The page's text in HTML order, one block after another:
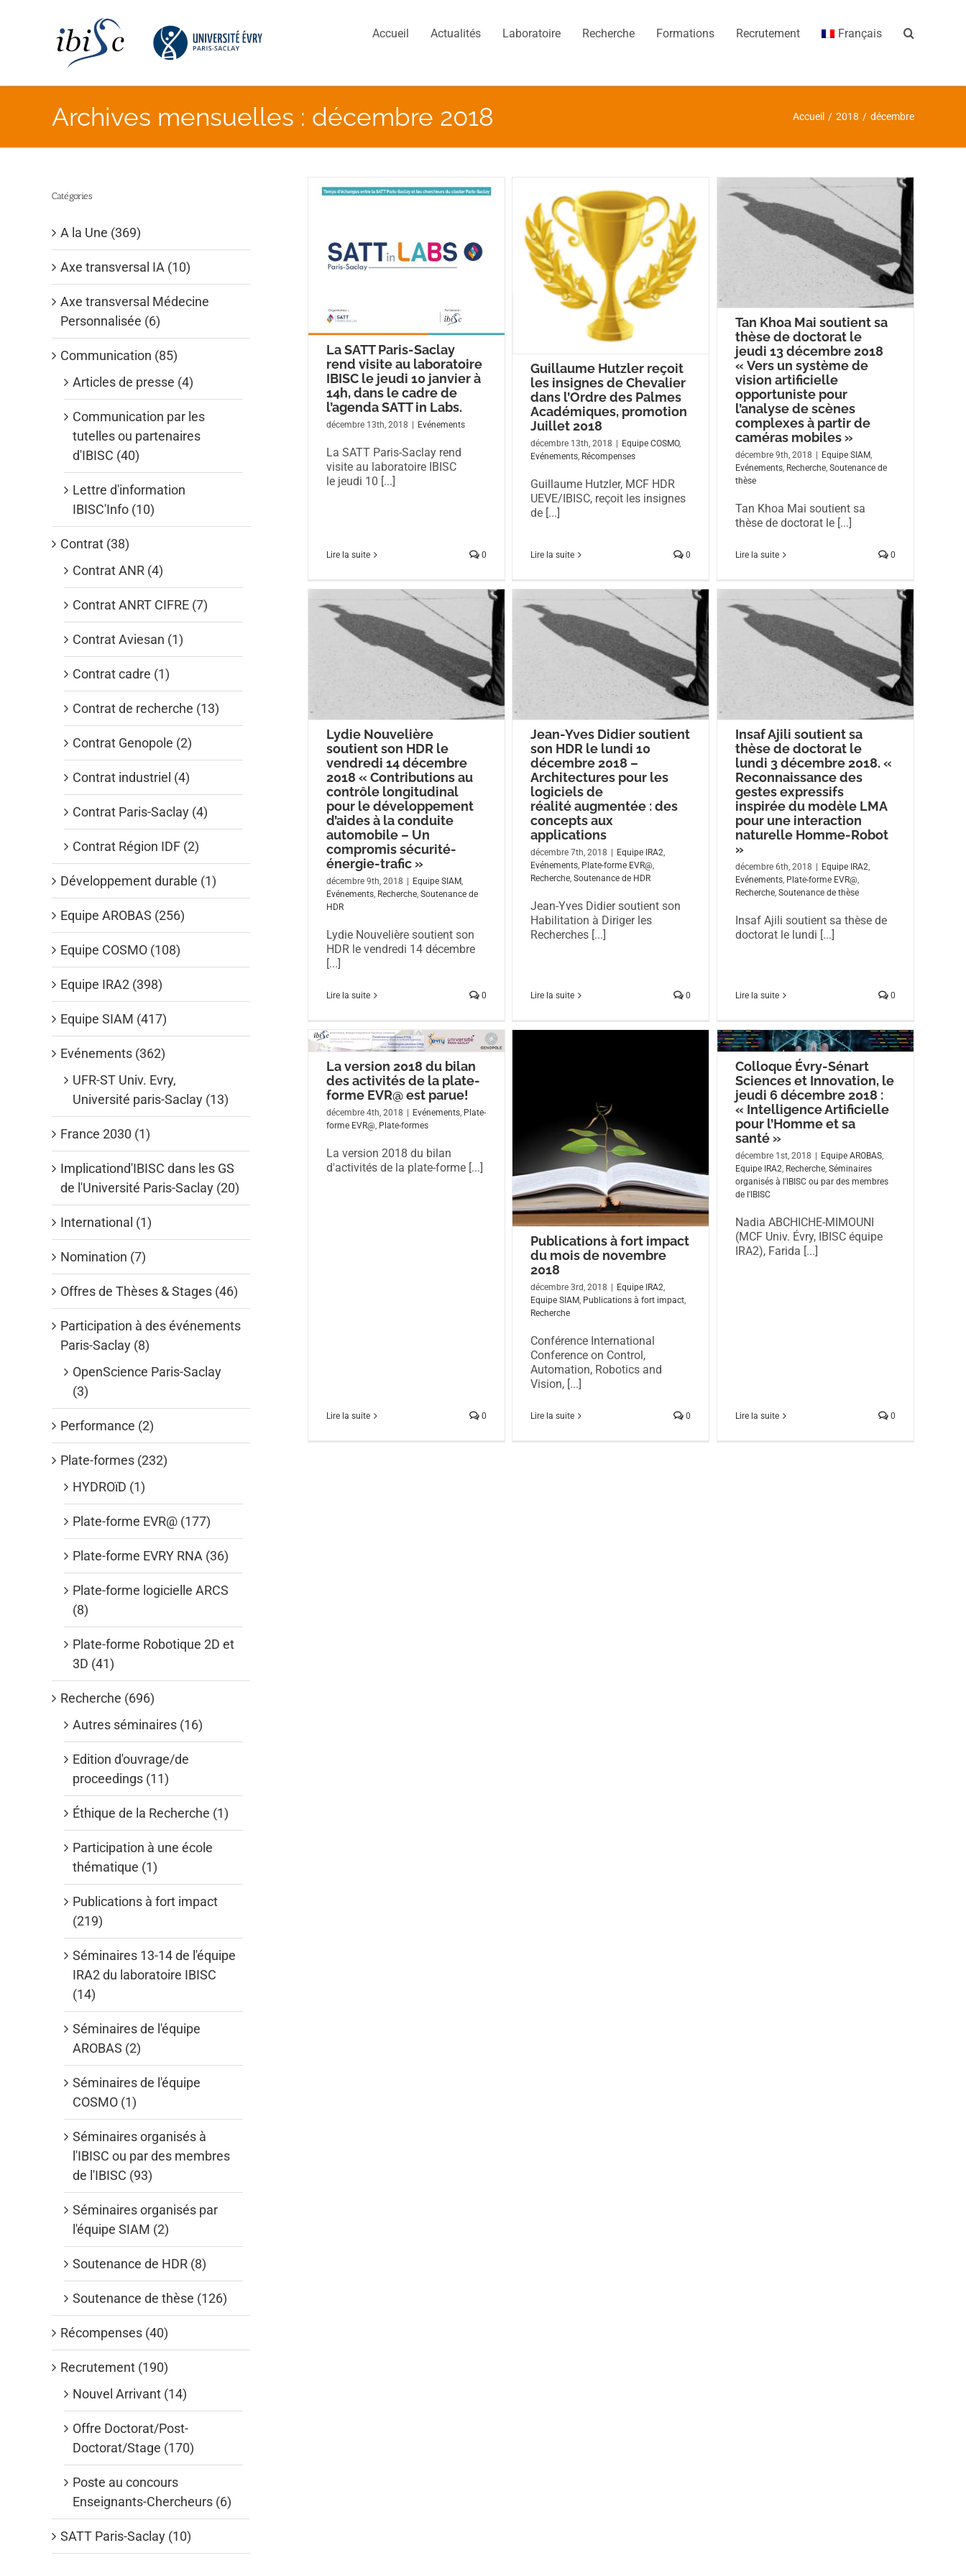
Accueil Actualités Laboratoire Recherche Formations Recrutement Français
Archives mensuelles : décembre 2018 Accueil / 2018 / décembre
La SATT Paris-Saclay
rend visite au laboratoire
IBISC le jeudi 10 janvier à
14h, dans le cadre de
l’agenda SATT in Labs.
décembre 13th, 2018 | Evénements
La SATT Paris-Saclay rend
visite au laboratoire IBISC
le jeudi 10 [...]
Lire la suite 0
Guillaume Hutzler reçoit
les insignes de Chevalier
dans l’Ordre des Palmes
Académiques, promotion
Juillet 2018
décembre 13th, 2018 Equipe COSMO,
Evénements, Récompenses
Guillaume Hutzler, MCF HDR
UEVE/IBISC, reçoit les insignes
de [...]
Lire la suite 0
Tan Khoa Mai soutient sa
thèse de doctorat le
jeudi 13 décembre 2018
« Vers un système de
vision artificielle
opportuniste pour
l’analyse de scènes
complexes à partir de
caméras mobiles »
décembre 9th, 2018 Equipe SIAM,
Evénements, Recherche, Soutenance de
thèse
Tan Khoa Mai soutient sa
thèse de doctorat le [...]
Lire la suite 0
Lydie Nouvelière
soutient son HDR le
vendredi 14 décembre
2018 « Contributions au
contrôle longitudinal
pour le développement
d’aides à la conduite
automobile – Un
compromis sécurité-
énergie-trafic »
décembre 9th, 2018 Equipe SIAM,
Evénements, Recherche, Soutenance de
HDR
Lydie Nouvelière soutient son
HDR le vendredi 14 décembre
[...]
Lire la suite 0
Jean-Yves Didier soutient
son HDR le lundi 10
décembre 2018 –
Architectures pour les
logiciels de
réalité augmentée : des
concepts aux
applications
décembre 7th, 2018 Equipe IRA2,
Evénements, Plate-forme EVR@,
Recherche, Soutenance de HDR
Jean-Yves Didier soutient son
Habilitation à Diriger les
Recherches [...]
Lire la suite 0
Insaf Ajili soutient sa
thèse de doctorat le
lundi 3 décembre 2018. «
Reconnaissance des
gestes expressifs
inspirée du modèle LMA
pour une interaction
naturelle Homme-Robot
»
décembre 6th, 2018 Equipe IRA2,
Evénements, Plate-forme EVR@,
Recherche, Soutenance de thèse
Insaf Ajili soutient sa thèse de
doctorat le lundi [...]
Lire la suite 0
La version 2018 du bilan
des activités de la plate-
forme EVR@ est parue!
décembre 4th, 2018 Evénements, Plate-
forme EVR@, Plate-formes
La version 2018 du bilan
d'activités de la plate-forme [...]
Lire la suite 0
Publications à fort impact
du mois de novembre
2018
décembre 3rd, 2018 | Equipe IRA2
Equipe SIAM Publications à fort impact
Recherche
Conférence International
Conference on Control,
Automation, Robotics and
Vision, [...]
Lire la suite 0
Colloque Évry-Sénart
Sciences et Innovation, le
jeudi 6 décembre 2018 :
« Intelligence Artificielle
pour l’Homme et sa
santé »
décembre 1st, 2018 Equipe AROBAS,
Equipe IRA2, Recherche, Séminaires
organisés à l'IBISC ou par des membres
de l'IBISC
Nadia ABCHICHE-MIMOUNI
(MCF Univ. Évry, IBISC équipe
IRA2), Farida [...]
Lire la suite 0
Catégories
A la Une (369)
Axe transversal IA (10)
Axe transversal Médecine
Personnalisée (6)
Communication (85)
Articles de presse (4)
Communication par les
tutelles ou partenaires
d'IBISC (40)
Lettre d'information
IBISC'Info (10)
Contrat (38)
Contrat ANR (4)
Contrat ANRT CIFRE (7)
Contrat Aviesan (1)
Contrat cadre (1)
Contrat de recherche (13)
Contrat Genopole (2)
Contrat industriel (4)
Contrat Paris-Saclay (4)
Contrat Région IDF (2)
Développement durable (1)
Equipe AROBAS (256)
Equipe COSMO (108)
Equipe IRA2 (398)
Equipe SIAM (417)
Evénements (362)
UFR-ST Univ. Evry,
Université paris-Saclay (13)
France 2030 (1)
Implicationd'IBISC dans les GS
de l'Université Paris-Saclay (20)
International (1)
Nomination (7)
Offres de Thèses & Stages (46)
Participation à des événements
Paris-Saclay (8)
OpenScience Paris-Saclay
(3)
Performance (2)
Plate-formes (232)
HYDROïD (1)
Plate-forme EVR@ (177)
Plate-forme EVRY RNA (36)
Plate-forme logicielle ARCS
(8)
Plate-forme Robotique 2D et
3D (41)
Recherche (696)
Autres séminaires (16)
Edition d'ouvrage/de
proceedings (11)
Éthique de la Recherche (1)
Participation à une école
thématique (1)
Publications à fort impact
(219)
Séminaires 13-14 de l'équipe
IRA2 du laboratoire IBISC
(14)
Séminaires de l'équipe
AROBAS (2)
Séminaires de l'équipe
COSMO (1)
Séminaires organisés à
l'IBISC ou par des membres
de l'IBISC (93)
Séminaires organisés par
l'équipe SIAM (2)
Soutenance de HDR (8)
Soutenance de thèse (126)
Récompenses (40)
Recrutement (190)
Nouvel Arrivant (14)
Offre Doctorat/Post-
Doctorat/Stage (170)
Poste au concours
Enseignants-Chercheurs (6)
SATT Paris-Saclay (10)